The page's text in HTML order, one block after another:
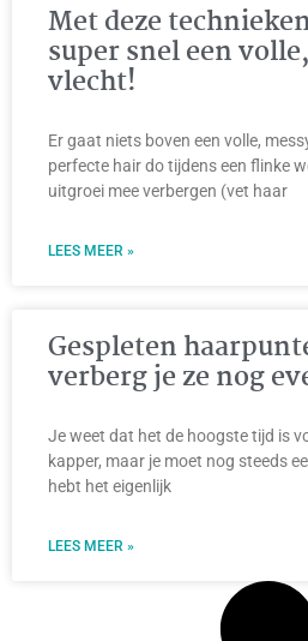
Met deze
super snel een
vlecht!
Er gaat niets boven een volle,
perfecte hair do tijdens een flinke
uitgroei mee verbergen (vet haar
LEES MEER »
Gespleten
verberg je ze nog
Je weet dat het de hoogste tijd is
kapper, maar je moet nog steeds
hebt het eigenlijk
LEES MEER »